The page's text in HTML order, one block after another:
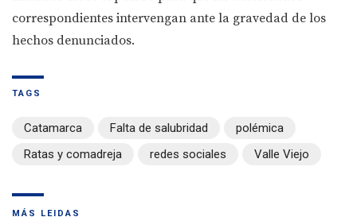
correspondientes intervengan ante la gravedad de los
hechos denunciados.
TAGS
Catamarca Falta de salubridad
polémica
Ratas y comadreja
redes sociales Valle Viejo
MÁS LEIDAS